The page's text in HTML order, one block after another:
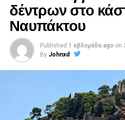
δέντρων στο
Ναυπάκτου
Published 1 εβδομάδα ago on
By Johnxd